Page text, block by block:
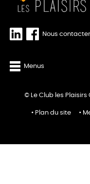
Nous contacter
Menus
© Le Club les Plaisirs
Plan du site